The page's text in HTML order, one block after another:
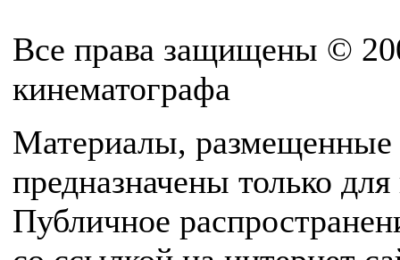
Все права защищены ©
кинематографа
Материалы, размещенные
предназначены только
Публичное